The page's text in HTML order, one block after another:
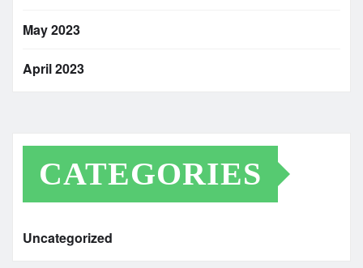
May 2023
April 2023
CATEGORIES
Uncategorized